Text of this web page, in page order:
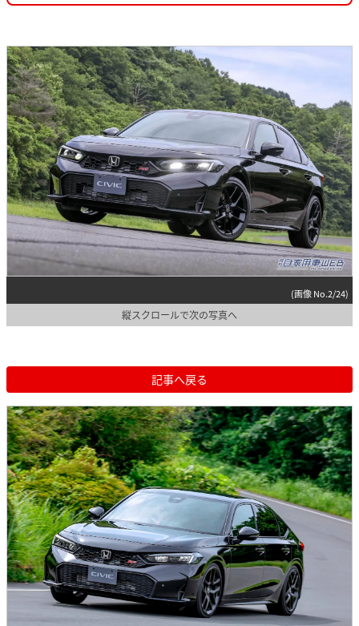
(画像 No.2/24)
縦スクロールで次の写真へ
記事へ戻る